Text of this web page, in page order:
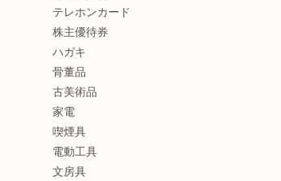
テレホンカード
株主優待券
ハガキ
骨董品
古美術品
家電
喫煙具
電動工具
文房具